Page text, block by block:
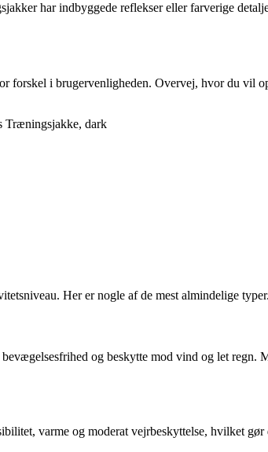
har indbyggede reflekser eller farverige
forskel i brugervenligheden. Overvej, hvor du
Træningsjakke, dark
Her er nogle af de mest almindelige typer.
og beskytte mod vind og let regn.
varme og moderat vejrbeskyttelse, hvilket